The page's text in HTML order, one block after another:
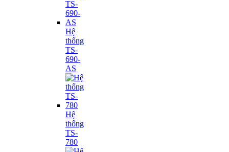
Hệ
thống
TS-
690-
AS
Hệ
thống
TS-
780